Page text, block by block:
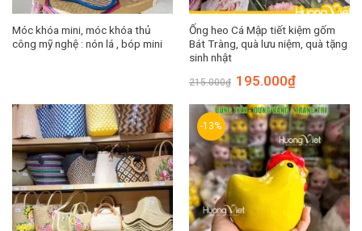
Móc khóa mini, móc khóa thủ
công mỹ nghệ : nón lá , bóp mini
Ống heo Cá Mập tiết kiệm gốm
Bát Tràng, quà lưu niệm, quà tặng
sinh nhật
215.000₫ Giá
gốc
215.000₫.
195.000₫Giá
là:
195.000₫.
-13%